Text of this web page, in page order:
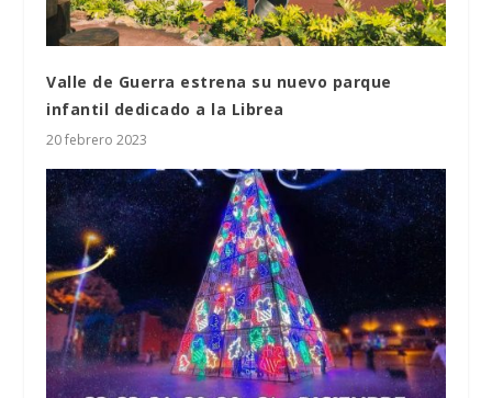
Valle de Guerra estrena su nuevo parque
infantil dedicado a la Librea
20 febrero 2023